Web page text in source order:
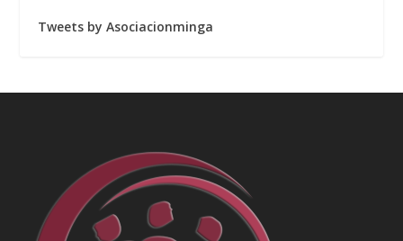
Tweets by Asociacionminga